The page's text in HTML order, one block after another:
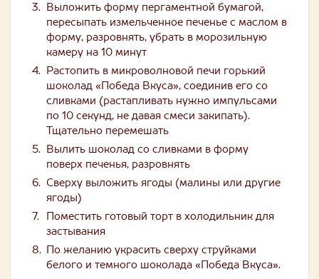
Выложить форму пергаментной бумагой,
пересыпать измельченное печенье с маслом в
форму, разровнять, убрать в морозильную
камеру на 10 минут
Растопить в микроволновой печи горький
шоколад «Победа Вкуса», соединив его со
сливками (растапливать нужно импульсами
по 10 секунд, не давая смеси закипать).
Тщательно перемешать
Вылить шоколад со сливками в форму
поверх печенья, разровнять
Сверху выложить ягоды (малины или другие
ягоды)
Поместить готовый торт в холодильник для
застывания
По желанию украсить сверху струйками
белого и темного шоколада «Победа Вкуса».